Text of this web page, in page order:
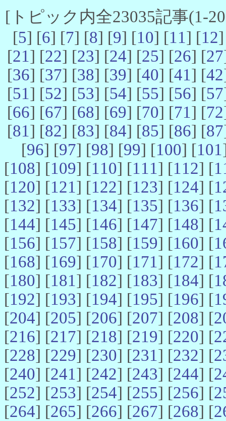
[トピック内全23035記事(1-
[5] [6] [7] [8] [9] [10] [11] [12
[21] [22] [23] [24] [25] [26] [27
[36] [37] [38] [39] [40] [41] [42
[51] [52] [53] [54] [55] [56] [57
[66] [67] [68] [69] [70] [71] [72
[81] [82] [83] [84] [85] [86] [87
[96] [97] [98] [99] [100] [101
[108] [109] [110] [111] [112] [
[120] [121] [122] [123] [124] [
[132] [133] [134] [135] [136] [
[144] [145] [146] [147] [148] [
[156] [157] [158] [159] [160] [
[168] [169] [170] [171] [172] [
[180] [181] [182] [183] [184] [
[192] [193] [194] [195] [196] [
[204] [205] [206] [207] [208] [
[216] [217] [218] [219] [220] [
[228] [229] [230] [231] [232] [
[240] [241] [242] [243] [244] [
[252] [253] [254] [255] [256] [
[264] [265] [266] [267] [268] [